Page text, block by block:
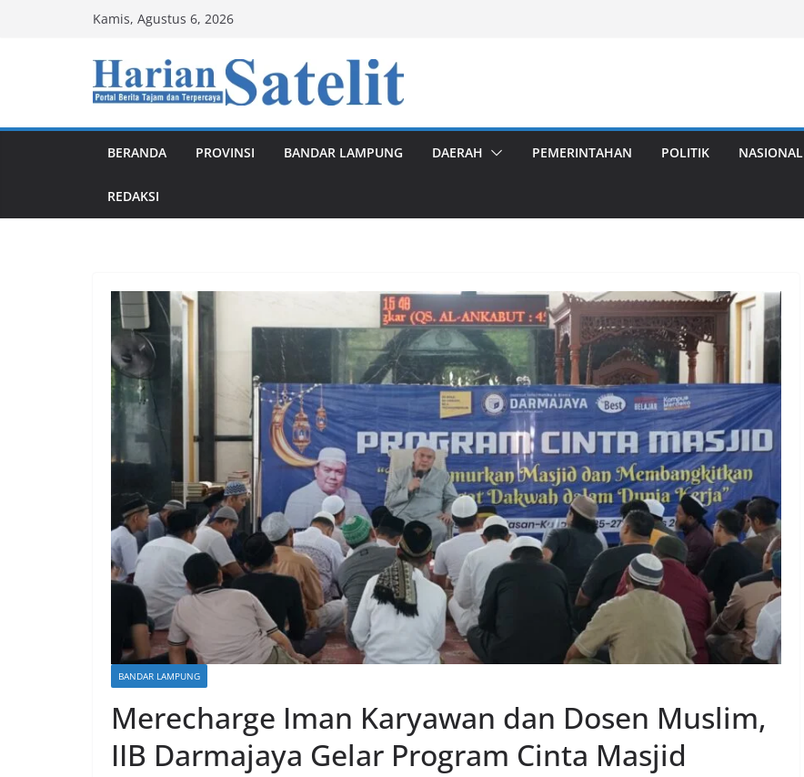
Kamis, Agustus 6, 2026
BERANDA PROVINSI BANDAR LAMPUNG DAERAH PEMERINTAHAN POLITIK NASIONAL
REDAKSI
BANDAR LAMPUNG
Merecharge Iman Karyawan dan Dosen Muslim,
IIB Darmajaya Gelar Program Cinta Masjid